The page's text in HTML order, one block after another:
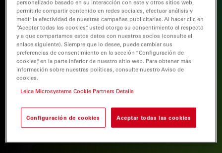
personalizado basado en su interacción con este y otros sitios web,
permitirle compartir contenido en redes sociales, efectuar análisis y
medir la efectividad de nuestras campañas publicitarias. Al hacer clic en
“Aceptar todas las cookies”, usted otorga su consentimiento al respecto
y a que compartamos estos datos con nuestros socios (consulte el
enlace siguiente). Siempre que lo desee, puede cambiar sus
preferencias de consentimiento en la sección “Configuración de
cookies”, en la parte inferior de nuestro sitio web. Para obtener más
información sobre nuestras políticas, consulte nuestro Aviso de
cookies.
Leica Microsystems Cookie Partners Details
Configuración de cookies Aceptar todas las cookies